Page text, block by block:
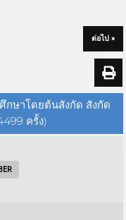
ต่อไป »
กษาโดยต้นสังกัด สังกัด
ครั้ง)